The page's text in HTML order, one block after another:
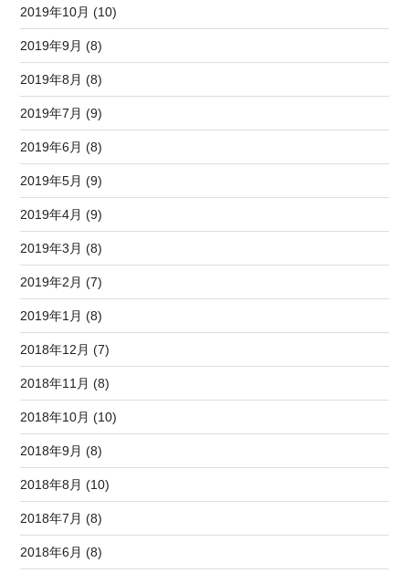
2019年10月 (10)
2019年9月 (8)
2019年8月 (8)
2019年7月 (9)
2019年6月 (8)
2019年5月 (9)
2019年4月 (9)
2019年3月 (8)
2019年2月 (7)
2019年1月 (8)
2018年12月 (7)
2018年11月 (8)
2018年10月 (10)
2018年9月 (8)
2018年8月 (10)
2018年7月 (8)
2018年6月 (8)